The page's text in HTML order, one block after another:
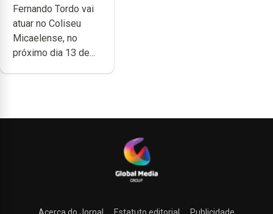
no Coliseu
Micaelense
Fernando Tordo vai
atuar no Coliseu
Micaelense, no
próximo dia 13 de...